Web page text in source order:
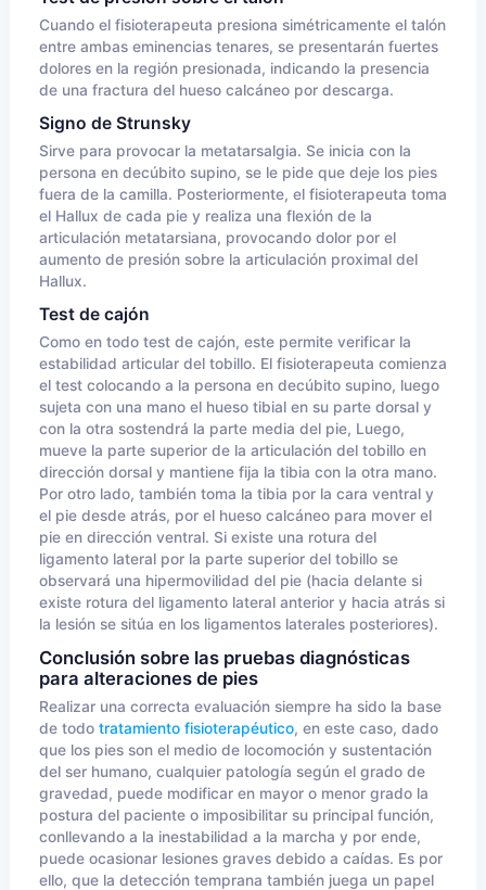
Cuando el fisioterapeuta presiona simétricamente el talón
entre ambas eminencias tenares, se presentarán fuertes
dolores en la región presionada, indicando la presencia
de una fractura del hueso calcáneo por descarga.
Signo de Strunsky
Sirve para provocar la metatarsalgia. Se inicia con la
persona en decúbito supino, se le pide que deje los pies
fuera de la camilla. Posteriormente, el fisioterapeuta toma
el Hallux de cada pie y realiza una flexión de la
articulación metatarsiana, provocando dolor por el
aumento de presión sobre la articulación proximal del
Hallux.
Test de cajón
Como en todo test de cajón, este permite verificar la
estabilidad articular del tobillo. El fisioterapeuta comienza
el test colocando a la persona en decúbito supino, luego
sujeta con una mano el hueso tibial en su parte dorsal y
con la otra sostendrá la parte media del pie, Luego,
mueve la parte superior de la articulación del tobillo en
dirección dorsal y mantiene fija la tibia con la otra mano.
Por otro lado, también toma la tibia por la cara ventral y
el pie desde atrás, por el hueso calcáneo para mover el
pie en dirección ventral. Si existe una rotura del
ligamento lateral por la parte superior del tobillo se
observará una hipermovilidad del pie (hacia delante si
existe rotura del ligamento lateral anterior y hacia atrás si
la lesión se sitúa en los ligamentos laterales posteriores).
Conclusión sobre las pruebas diagnósticas
para alteraciones de pies
Realizar una correcta evaluación siempre ha sido la base
de todo tratamiento fisioterapéutico, en este caso, dado
que los pies son el medio de locomoción y sustentación
del ser humano, cualquier patología según el grado de
gravedad, puede modificar en mayor o menor grado la
postura del paciente o imposibilitar su principal función,
conllevando a la inestabilidad a la marcha y por ende,
puede ocasionar lesiones graves debido a caídas. Es por
ello, que la detección temprana también juega un papel